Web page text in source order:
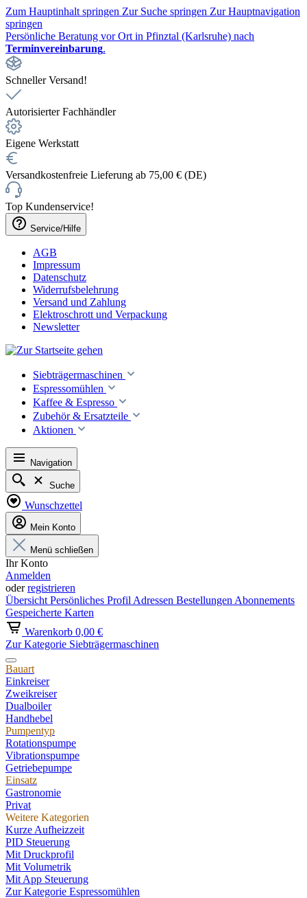
Zum Hauptinhalt springen Zur Suche springen Zur Hauptnavigation
springen
Persönliche Beratung vor Ort in Pfinztal (Karlsruhe) nach
Terminvereinbarung.
Schneller Versand!
Autorisierter Fachhändler
Eigene Werkstatt
Versandkostenfreie Lieferung ab 75,00 € (DE)
Top Kundenservice!
Service/Hilfe
AGB
Impressum
Datenschutz
Widerrufsbelehrung
Versand und Zahlung
Elektroschrott und Verpackung
Newsletter
Siebträgermaschinen
Espressomühlen
Kaffee & Espresso
Zubehör & Ersatzteile
Aktionen
Navigation
Suche
Wunschzettel
Mein Konto
Menü schließen
Ihr Konto
Anmelden
oderregistrieren
Übersicht Persönliches Profil Adressen Bestellungen Abonnements
Gespeicherte Karten
Warenkorb 0,00 €
Zur Kategorie Siebträgermaschinen
Bauart
Einkreiser
Zweikreiser
Dualboiler
Handhebel
Pumpentyp
Rotationspumpe
Vibrationspumpe
Getriebepumpe
Einsatz
Gastronomie
Privat
Weitere Kategorien
Kurze Aufheizzeit
PID Steuerung
Mit Druckprofil
Mit Volumetrik
Mit App Steuerung
Zur Kategorie Espressomühlen